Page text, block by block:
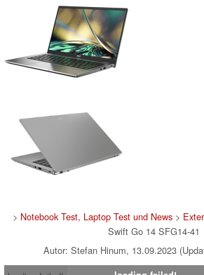
> Notebook Test, Laptop Test und News>
Swift Go 14 SFG14-41
Autor: Stefan Hinum, 13.09.2023